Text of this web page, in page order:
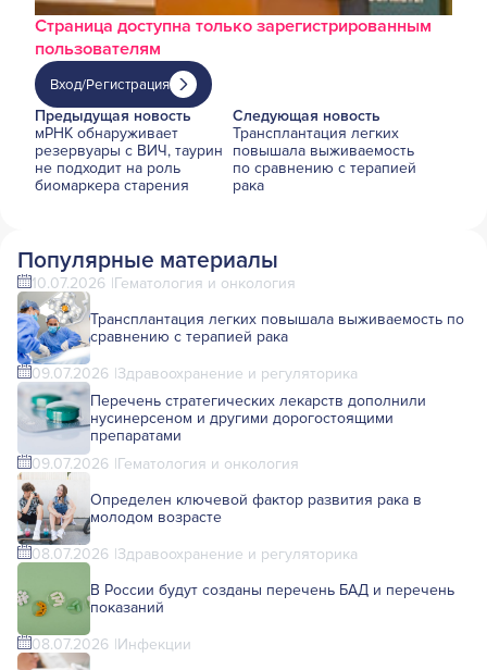
Страница доступна только зарегистрированным
пользователям
Вход/Регистрация
Предыдущая новость
мРНК обнаруживает
резервуары с ВИЧ, таурин
не подходит на роль
биомаркера старения
Следующая новость
Трансплантация легких
повышала выживаемость
по сравнению с терапией
рака
Популярные материалы
10.07.2026 Гематология и онкология
Трансплантация легких повышала выживаемость по
сравнению с терапией рака
09.07.2026 Здравоохранение и регуляторика
Перечень стратегических лекарств дополнили
нусинерсеном и другими дорогостоящими
препаратами
09.07.2026 Гематология и онкология
Определен ключевой фактор развития рака в
молодом возрасте
08.07.2026 Здравоохранение и регуляторика
В России будут созданы перечень БАД и перечень
показаний
08.07.2026 Инфекции